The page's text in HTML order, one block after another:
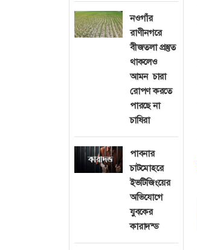
নওগাঁর
রাণীনগরে
বীজতলা প্রস্তুত
থাকলেও
আমন চারা
রোপণ করতে
পারছে না
চাষিরা
পাবনার
চাটমোহরে
ইভটিজিংয়ের
অভিযোগে
যুবকের
কারাদন্ড